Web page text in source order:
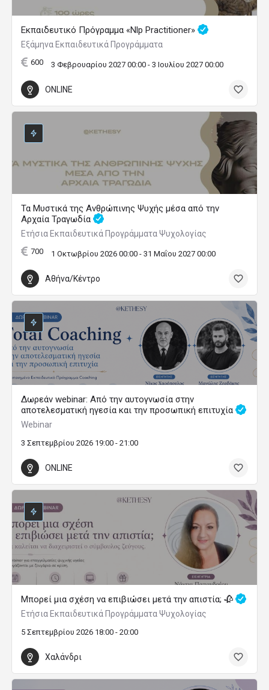
Εκπαιδευτικό Πρόγραμμα «Nlp Practitioner»
Εξάμηνα Εκπαιδευτικά Προγράμματα
600 3 Φεβρουαρίου 2027 00:00 - 3 Ιουλίου 2027 00:00
ONLINE
Τα Μυστικά της Ανθρώπινης Ψυχής μέσα από την
Αρχαία Τραγωδία
Ετήσια Εκπαιδευτικά Προγράμματα Ψυχολογίας
700 1 Οκτωβρίου 2026 00:00 - 31 Μαΐου 2027 00:00
Αθήνα/Κέντρο
Δωρεάν webinar: Από την αυτογνωσία στην
αποτελεσματική ηγεσία και την προσωπική επιτυχία
Webinar
3 Σεπτεμβρίου 2026 19:00 - 21:00
ONLINE
Μπορεί μια σχέση να επιβιώσει μετά την απιστία; 🥀
Ετήσια Εκπαιδευτικά Προγράμματα Ψυχολογίας
5 Σεπτεμβρίου 2026 18:00 - 20:00
Χαλάνδρι